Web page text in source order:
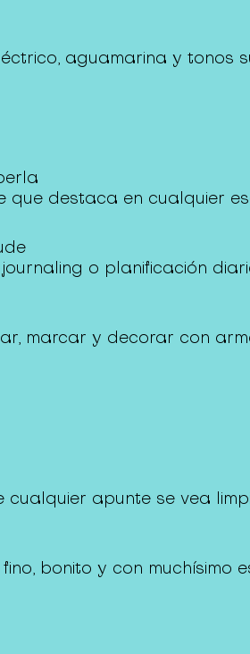
aguamarina y tonos
que destaca en cualquier
o planificación
marcar y decorar con
cualquier apunte se vea
bonito y con muchísimo